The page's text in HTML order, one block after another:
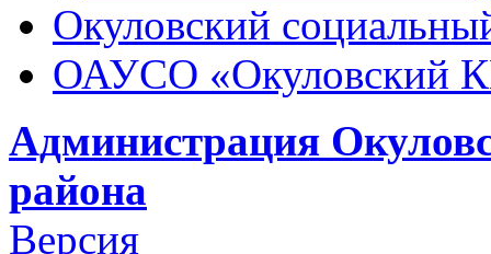
Окуловский
ОАУСО «Окуловский
Администрация
района
Версия